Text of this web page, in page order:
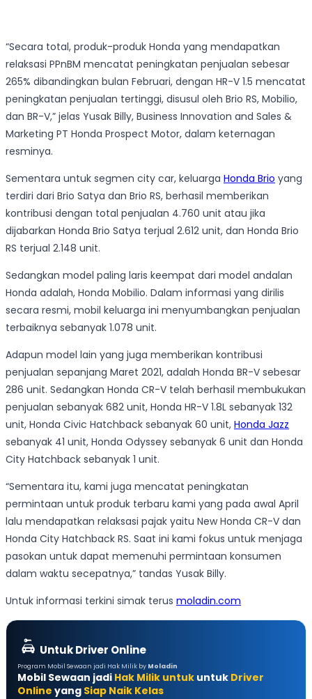
“Secara total, produk-produk Honda yang mendapatkan
relaksasi PPnBM mencatat peningkatan penjualan sebesar
265% dibandingkan bulan Februari, dengan HR-V 1.5 mencatat
peningkatan penjualan tertinggi, disusul oleh Brio RS, Mobilio,
dan BR-V,” jelas Yusak Billy, Business Innovation and Sales &
Marketing PT Honda Prospect Motor, dalam keternagan
resminya.
Sementara untuk segmen city car, keluarga Honda Brio yang
terdiri dari Brio Satya dan Brio RS, berhasil memberikan
kontribusi dengan total penjualan 4.760 unit atau jika
dijabarkan Honda Brio Satya terjual 2.612 unit, dan Honda Brio
RS terjual 2.148 unit.
Sedangkan model paling laris keempat dari model andalan
Honda adalah, Honda Mobilio. Dalam informasi yang dirilis
secara resmi, mobil keluarga ini menyumbangkan penjualan
terbaiknya sebanyak 1.078 unit.
Adapun model lain yang juga memberikan kontribusi
penjualan sepanjang Maret 2021, adalah Honda BR-V sebesar
286 unit. Sedangkan Honda CR-V telah berhasil membukukan
penjualan sebanyak 682 unit, Honda HR-V 1.8L sebanyak 132
unit, Honda Civic Hatchback sebanyak 60 unit, Honda Jazz
sebanyak 41 unit, Honda Odyssey sebanyak 6 unit dan Honda
City Hatchback sebanyak 1 unit.
“Sementara itu, kami juga mencatat peningkatan
permintaan untuk produk terbaru kami yang pada awal April
lalu mendapatkan relaksasi pajak yaitu New Honda CR-V dan
Honda City Hatchback RS. Saat ini kami fokus untuk menjaga
pasokan untuk dapat memenuhi permintaan konsumen
dalam waktu secepatnya,” tandas Yusak Billy.
Untuk informasi terkini simak terus moladin.com
Untuk Driver Online
Program Mobil Sewaan jadi Hak Milik by Moladin
Mobil Sewaan jadi Hak Milik untuk untuk Driver
Online yang Siap Naik Kelas